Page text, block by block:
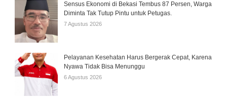
Sensus Ekonomi di Bekasi Tembus 87 Persen, Warga
Diminta Tak Tutup Pintu untuk Petugas.
7 Agustus 2026
Pelayanan Kesehatan Harus Bergerak Cepat, Karena
Nyawa Tidak Bisa Menunggu
6 Agustus 2026